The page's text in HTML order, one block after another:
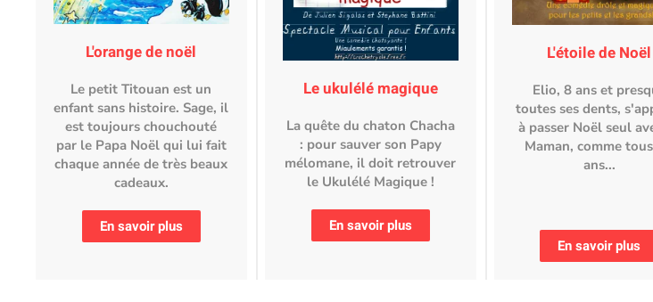
L'orange de noël
Le petit Titouan est un
enfant sans histoire. Sage, il
est toujours chouchouté
par le Papa Noël qui lui fait
chaque année de très beaux
cadeaux.
En savoir plus
Le ukulélé magique
La quête du chaton Chacha
: pour sauver son Papy
mélomane, il doit retrouver
le Ukulélé Magique !
En savoir plus
L'étoile de Noël
Elio, 8 ans et
toutes ses dents,
à passer Noël seul
Maman, comme
ans...
En savoir plus